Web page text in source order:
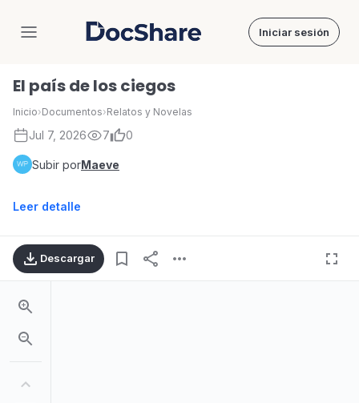
DocShare Iniciar sesión
El país de los ciegos
Inicio›Documentos›Relatos y Novelas
Jul 7, 2026 7 0
Subir porMaeve
Leer detalle
Descargar